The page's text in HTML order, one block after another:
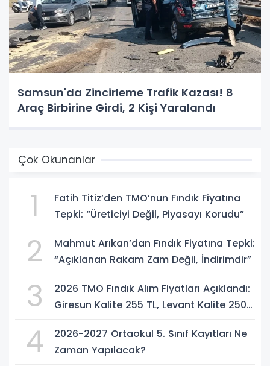
Samsun'da Zincirleme Trafik Kazası! 8
Araç Birbirine Girdi, 2 Kişi Yaralandı
Çok Okunanlar
1
Fatih Titiz’den TMO’nun Fındık Fiyatına
Tepki: “Üreticiyi Değil, Piyasayı Korudu”
2
Mahmut Arıkan’dan Fındık Fiyatına Tepki:
“Açıklanan Rakam Zam Değil, İndirimdir”
3
2026 TMO Fındık Alım Fiyatları Açıklandı:
Giresun Kalite 255 TL, Levant Kalite 250
4
2026-2027 Ortaokul 5. Sınıf Kayıtları Ne
Zaman Yapılacak?